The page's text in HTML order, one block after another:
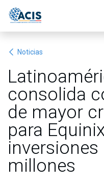
Noticias
consolida
de mayor
para
inversiones
millones